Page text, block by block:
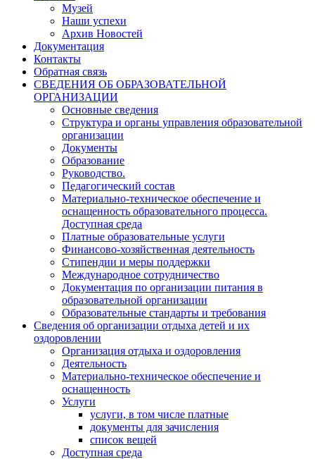
Музей
Наши успехи
Архив Новостей
Документация
Контакты
Обратная связь
СВЕДЕНИЯ ОБ ОБРАЗОВАТЕЛЬНОЙ
ОРГАНИЗАЦИИ
Основные сведения
Структура и органы управления образовательной
организации
Документы
Образование
Руководство.
Педагогический состав
Материально-техническое обеспечение и
оснащенность образовательного процесса.
Доступная среда
Платные образовательные услуги
Финансово-хозяйственная деятельность
Стипендии и меры поддержки
Международное сотрудничество
Документация по организации питания в
образовательной организации
Образовательные стандарты и требования
Сведения об организации отдыха детей и их
оздоровлении
Организация отдыха и оздоровления
Деятельность
Материально-техническое обеспечение и
оснащенность
Услуги
услуги, в том числе платные
документы для зачисления
список вещей
Доступная среда